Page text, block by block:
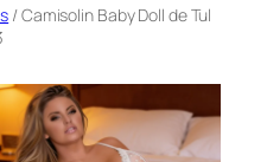
/ Camisolin Baby Doll de Tul